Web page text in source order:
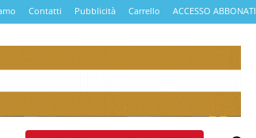
Contatti Pubblicità Carrello ACCESSO ABBONATI